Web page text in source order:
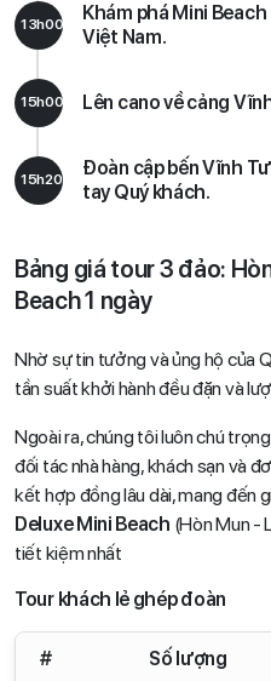
13h00
Khám phá Mini
Việt Nam.
15h00 Lên cano về cảng
15h20
Đoàn cập bến Vĩnh
tay Quý khách.
Bảng giá tour 3 đảo:
Beach 1 ngày
Nhờ sự tin tưởng và ủng hộ của
tần suất khởi hành đều đặn và
Ngoài ra, chúng tôi luôn chú
đối tác nhà hàng, khách sạn và
kết hợp đồng lâu dài, mang đến
Deluxe Mini Beach (Hòn Mun -
tiết kiệm nhất
Tour khách lẻ ghép đoàn
# Số lượng